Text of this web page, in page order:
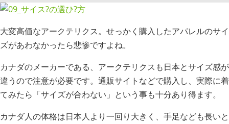
大変高価なアークテリクス。せっかく購入したアパレルのサイ
ズがあわなかったら悲惨ですよね。
カナダのメーカーである、アークテリクスも日本とサイズ感が
違うので注意が必要です。通販サイトなどで購入し、実際に着
てみたら「サイズが合わない」という事も十分あり得ます。
カナダ人の体格は日本人より一回り大きく、手足なども長いと